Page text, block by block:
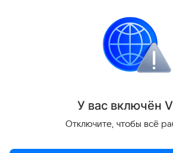
У вас включён V
Отключите, чтобы всё